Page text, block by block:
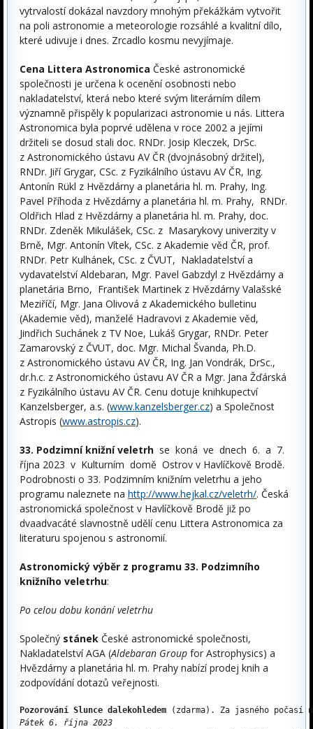
vytrvalostí dokázal navzdory mnohým překážkám vytvořit
na poli astronomie a meteorologie rozsáhlé a kvalitní dílo,
které udivuje i dnes. Zrcadlo kosmu nevyjímaje.
Cena Littera Astronomica České astronomické
společnosti je určena k ocenění osobnosti nebo
nakladatelství, která nebo které svým literárním dílem
významně přispěly k popularizaci astronomie u nás. Littera
Astronomica byla poprvé udělena v roce 2002 a jejími
držiteli se dosud stali doc. RNDr. Josip Kleczek, DrSc.
z Astronomického ústavu AV ČR (dvojnásobný držitel),
RNDr. Jiří Grygar, CSc. z Fyzikálního ústavu AV ČR, Ing.
Antonín Rükl z Hvězdárny a planetária hl. m. Prahy, Ing.
Pavel Příhoda z Hvězdárny a planetária hl. m. Prahy, RNDr.
Oldřich Hlad z Hvězdárny a planetária hl. m. Prahy, doc.
RNDr. Zdeněk Mikulášek, CSc. z Masarykovy univerzity v
Brně, Mgr. Antonín Vítek, CSc. z Akademie věd ČR, prof.
RNDr. Petr Kulhánek, CSc. z ČVUT, Nakladatelství a
vydavatelství Aldebaran, Mgr. Pavel Gabzdyl z Hvězdárny a
planetária Brno, František Martinek z Hvězdárny Valašské
Meziříčí, Mgr. Jana Olivová z Akademického bulletinu
(Akademie věd), manželé Hadravovi z Akademie věd,
Jindřich Suchánek z TV Noe, Lukáš Grygar, RNDr. Peter
Zamarovský z ČVUT, doc. Mgr. Michal Švanda, Ph.D.
z Astronomického ústavu AV ČR, Ing. Jan Vondrák, DrSc.,
dr.h.c. z Astronomického ústavu AV ČR a Mgr. Jana Žďárská
z Fyzikálního ústavu AV ČR. Cenu dotuje knihkupectví
Kanzelsberger, a.s. (www.kanzelsberger.cz) a Společnost
Astropis (www.astropis.cz).
33. Podzimní knižní veletrh se koná ve dnech 6. a 7.
října 2023 v Kulturním domě Ostrov v Havlíčkově Brodě.
Podrobnosti o 33. Podzimním knižním veletrhu a jeho
programu naleznete na http://www.hejkal.cz/veletrh/. Česká
astronomická společnost v Havlíčkově Brodě již po
dvaadvacáté slavnostně udělí cenu Littera Astronomica za
literaturu spojenou s astronomií.
Astronomický výběr z programu 33. Podzimního
knižního veletrhu:
Po celou dobu konání veletrhu
Společný stánek České astronomické společnosti,
Nakladatelství AGA (Aldebaran Group for Astrophysics) a
Hvězdárny a planetária hl. m. Prahy nabízí prodej knih a
zodpovídání dotazů veřejnosti.
Pozorování Slunce dalekohledem (zdarma). Za jasného počasí
Pátek 6. října 2023